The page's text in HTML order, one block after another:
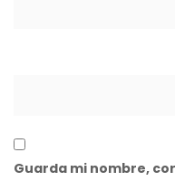
Guarda mi nombre,